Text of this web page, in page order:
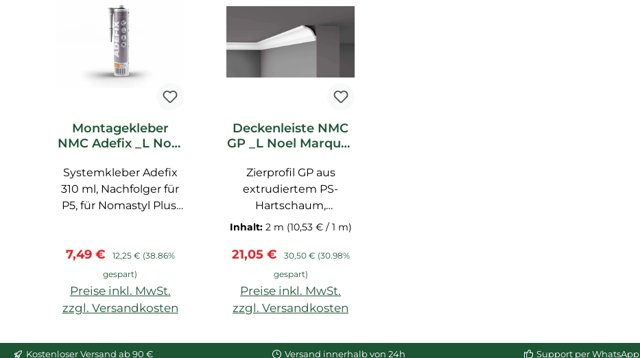
Montagekleber
NMC Adefix _L Noel
Spachtelkleber
Systemkleber Adefix
310 ml, Nachfolger für
P5, für Nomastyl Plus,
starke
Anfangshaftung,
feinkörnig, schleif- und
überstreichbar, enthält
Verkaufspreis:
7,49 € Regulärer Preis:
12,25 € (38.86%
gespart)
Preise inkl. MwSt.
zzgl. Versandkosten
Deckenleiste NMC
GP _L Noel Marquet
Leiste
Zierprofil GP aus
extrudiertem PS-
Hartschaum,
vorgrundiert, für
Deckenabschluss NMC
Inhalt: 2 m (10,53 € / 1 m)
Verkaufspreis:
21,05 € Regulärer Preis:
30,50 € (30.98%
gespart)
Preise inkl. MwSt.
zzgl. Versandkosten
Kostenloser Versand ab 90 € Versand innerhalb von 24h Support per WhatsApp